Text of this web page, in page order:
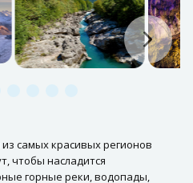
самых красивых регионов
чтобы насладится
горные реки, водопады,